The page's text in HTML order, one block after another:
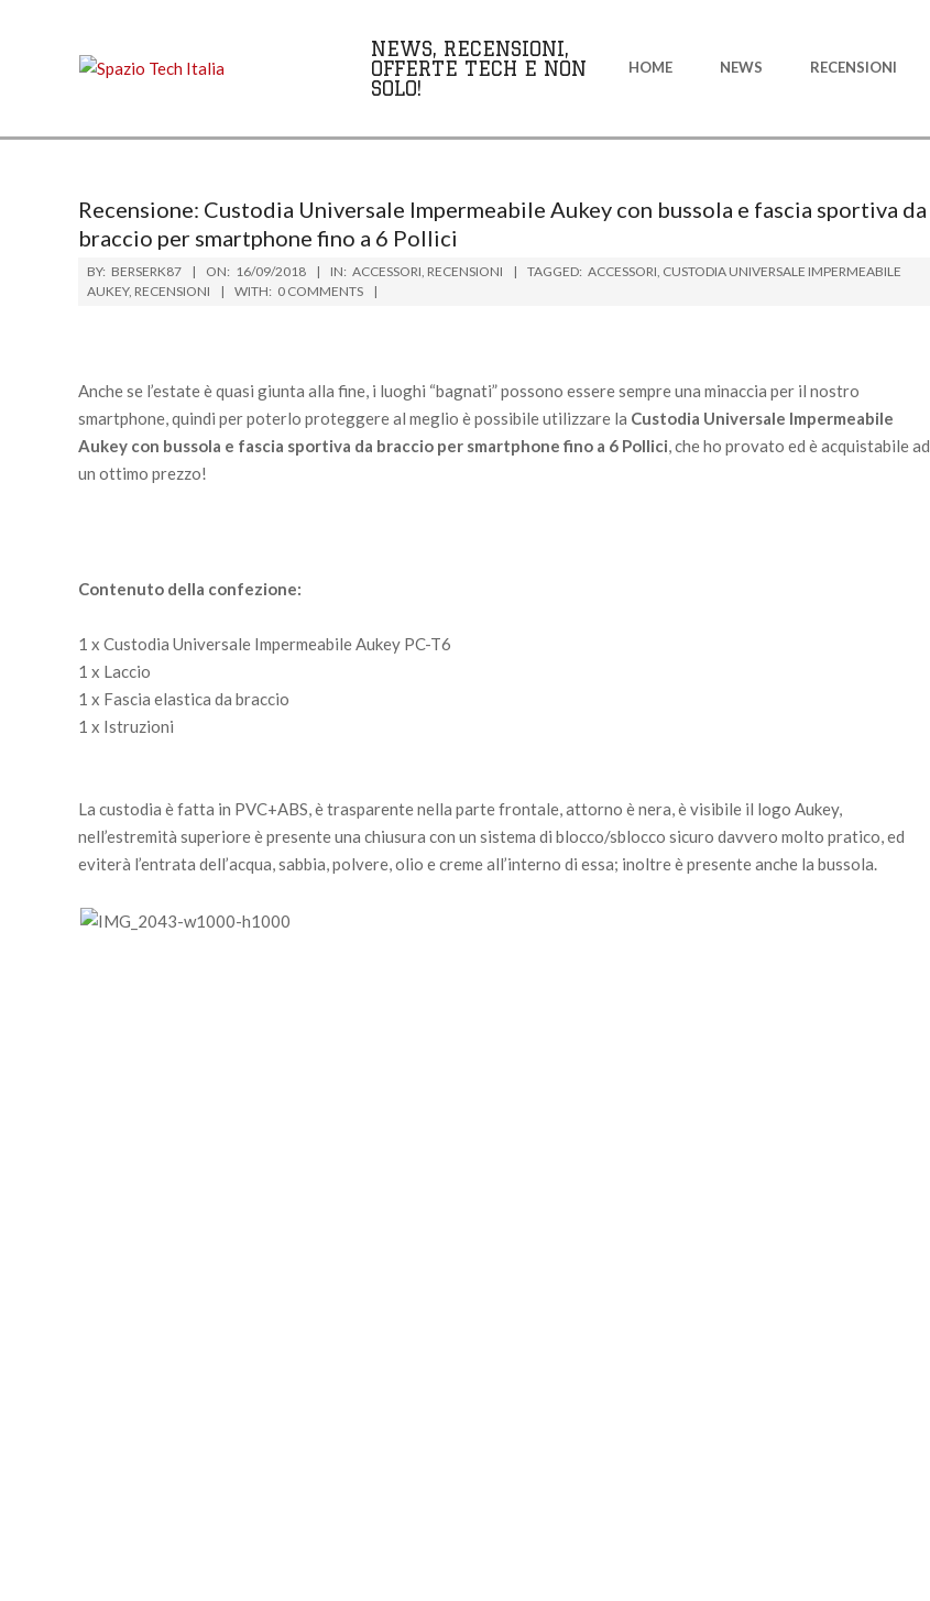
NEWS, RECENSIONI,
OFFERTE TECH E NON
SOLO!
Menu
HOME NEWS RECENSIONI
Recensione: Custodia Universale Impermeabile Aukey con bussola e fascia sportiva da
braccio per smartphone fino a 6 Pollici
BY: BERSERK87 ON: 16/09/2018 IN: ACCESSORI, RECENSIONI TAGGED: ACCESSORI, CUSTODIA UNIVERSALE IMPERMEABILE
AUKEY, RECENSIONI WITH: 0 COMMENTS
Anche se l’estate è quasi giunta alla fine, i luoghi “bagnati” possono essere sempre una minaccia per il nostro
smartphone, quindi per poterlo proteggere al meglio è possibile utilizzare la Custodia Universale Impermeabile
Aukey con bussola e fascia sportiva da braccio per smartphone fino a 6 Pollici, che ho provato ed è acquistabile ad
un ottimo prezzo!
Contenuto della confezione:
1 x Custodia Universale Impermeabile Aukey PC-T6
1 x Laccio
1 x Fascia elastica da braccio
1 x Istruzioni
La custodia è fatta in PVC+ABS, è trasparente nella parte frontale, attorno è nera, è visibile il logo Aukey,
nell’estremità superiore è presente una chiusura con un sistema di blocco/sblocco sicuro davvero molto pratico, ed
eviterà l’entrata dell’acqua, sabbia, polvere, olio e creme all’interno di essa; inoltre è presente anche la bussola.